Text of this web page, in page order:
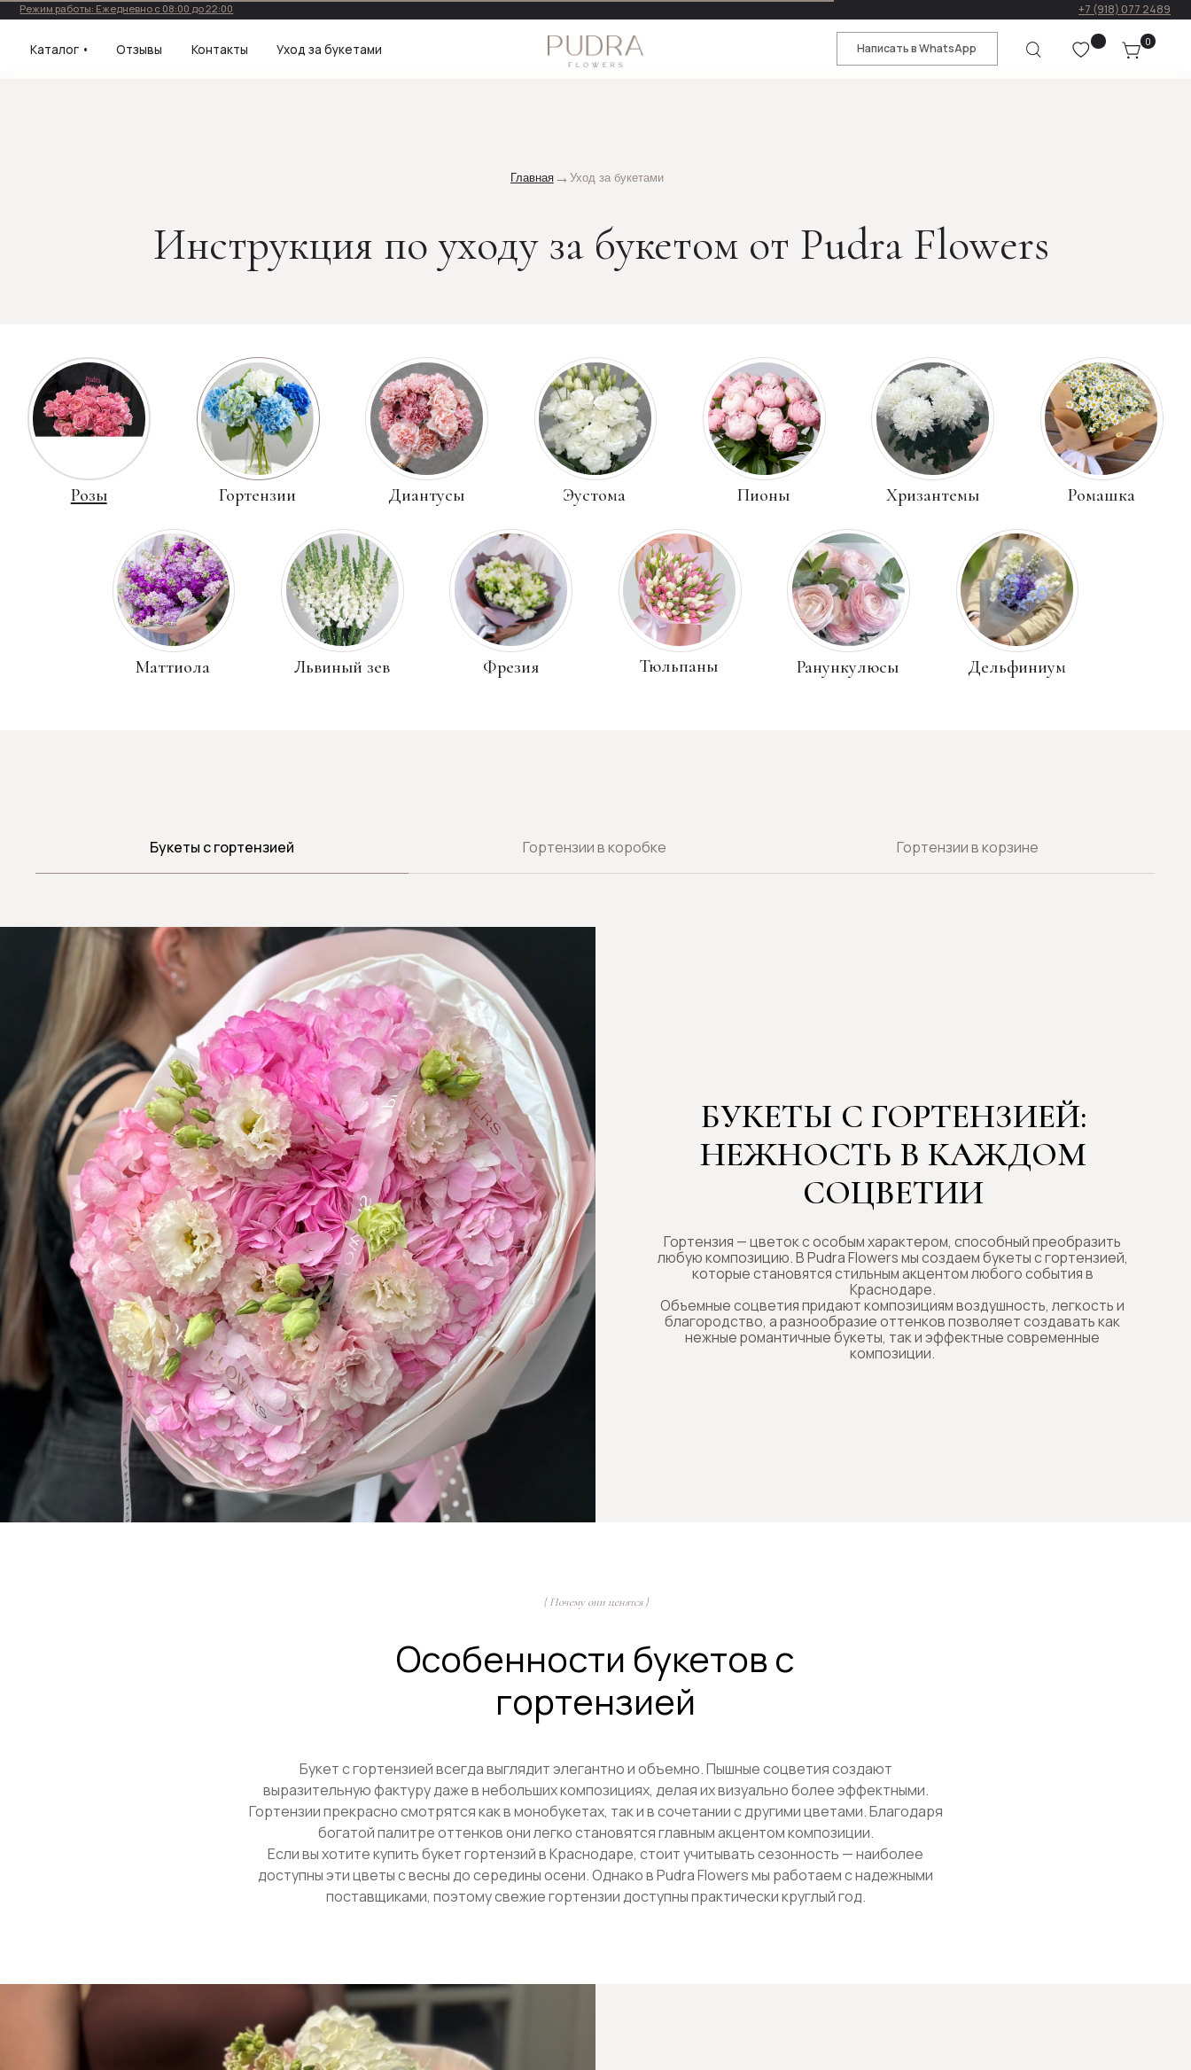
Режим работы: Ежедневно с 08:00 до 22:00
Каталог • Отзывы Контакты Уход за букетами Написать в WhatsApp
Инструкция по уходу за букетом от Pudra Flowers
Ромашка
Эустома
Гортензии Диантусы
Розы Пионы Хризантемы
Львиный зев Фрезия
Маттиола Тюльпаны Ранункулюсы Дельфиниум
Букеты с гортензией Гортензии в коробке Гортензии в корзине
Гортензия — цветок с особым характером, способный преобразить
любую композицию. В Pudra Flowers мы создаем букеты с гортензией,
Краснодаре.
Объемные соцветия придают композициям воздушность, легкость и
благородство, а разнообразие оттенков позволяет создавать как
нежные романтичные букеты, так и эффектные современные
композиции.
{ Почему они ценятся }
Особенности букетов с
гортензией
Букет с гортензией всегда выглядит элегантно и объемно. Пышные соцветия создают
выразительную фактуру даже в небольших композициях, делая их визуально более эффектными.
Гортензии прекрасно смотрятся как в монобукетах, так и в сочетании с другими цветами. Благодаря
богатой палитре оттенков они легко становятся главным акцентом композиции.
Если вы хотите купить букет гортензий в Краснодаре, стоит учитывать сезонность — наиболее
доступны эти цветы с весны до середины осени. Однако в Pudra Flowers мы работаем с надежными
поставщиками, поэтому свежие гортензии доступны практически круглый год.
Виды букетов с гортензией